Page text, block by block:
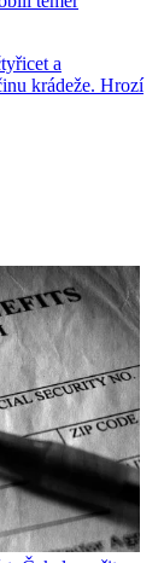
a
krádeže. Hrozí